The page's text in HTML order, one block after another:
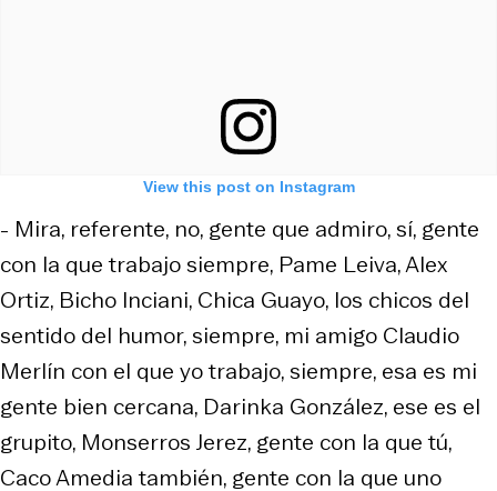
View this post on Instagram
- Mira, referente, no, gente que admiro, sí, gente
con la que trabajo siempre, Pame Leiva, Alex
Ortiz, Bicho Inciani, Chica Guayo, los chicos del
sentido del humor, siempre, mi amigo Claudio
Merlín con el que yo trabajo, siempre, esa es mi
gente bien cercana, Darinka González, ese es el
grupito, Monserros Jerez, gente con la que tú,
Caco Amedia también, gente con la que uno